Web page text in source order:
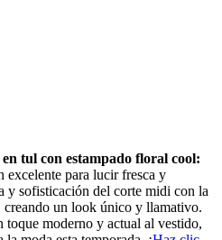
tul con estampado floral cool:
excelente para lucir fresca y
y sofisticación del corte midi con la
creando un look único y llamativo.
toque moderno y actual al vestido,